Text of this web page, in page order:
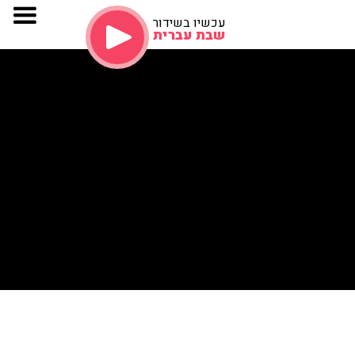
עכשיו בשידור
שבת עברית